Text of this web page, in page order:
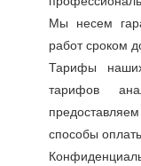
Мы несем
работ сроком
Тарифы
тарифов
способы